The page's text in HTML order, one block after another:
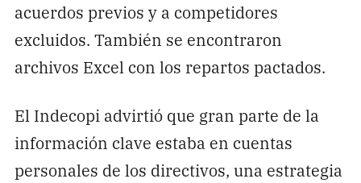
acuerdos previos y a competidores
excluidos. También se encontraron
archivos Excel con los repartos pactados.
El Indecopi advirtió que gran parte de la
información clave estaba en cuentas
personales de los directivos, una estrategia